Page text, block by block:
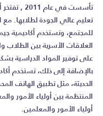
تأسست في
تعليم عالي الجودة لطلابها. مع
للمجتمع، وتستخدم أكاديمية
العلاقات الأسرية بين الطلاب
على توفير المواد الدراسية
بالإضافة إلى ذلك، تستخدم
الحديثة، مثل تطبيق الهاتف
المنتظمة بين أولياء الأمور
أولياء الأمور والمعلمين.